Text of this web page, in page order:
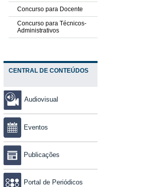
Concurso para Docente
Concurso para Técnicos-
Administrativos
CENTRAL DE CONTEÚDOS
Audiovisual
Eventos
Publicações
Portal de Periódicos